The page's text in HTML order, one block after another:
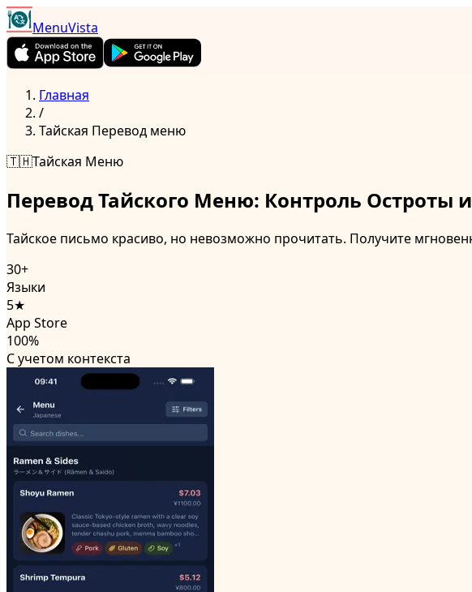
MenuVista
Главная
/
Тайская Перевод меню
🇹🇭Тайская Меню
Перевод Тайского Меню: Контроль Остроты
Тайское письмо красиво, но невозможно прочитать. Получите
30+
Языки
5★
App Store
100%
С учетом контекста